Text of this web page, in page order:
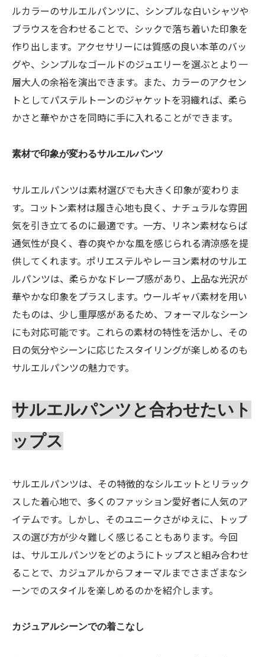
ルカラーのサルエルパンツに、シンプルな白いシャツや
ブラウスを合わせることで、シックで落ち着いた印象を
作り出します。アクセサリーには質感の良い本革のバッ
グや、シンプルなゴールドのジュエリーを選ぶとより一
層大人の余裕を演出できます。また、カラーのアクセン
トとしてパステルトーンのジャケットを羽織れば、柔ら
かさと華やかさを同時に手に入れることができます。
素材で印象が変わるサルエルパンツ
サルエルパンツは素材選びでも大きく印象が変わりま
す。コットン素材は履き心地も良く、ナチュラルな雰囲
気を引き立てるのに最適です。一方、リネン素材ならば
通気性が良く、春の爽やかな風を感じられる清涼感を提
供してくれます。ポリエステルやレーヨン素材のサルエ
ルパンツは、柔らかなドレープ感があり、上品な光沢が
華やかな印象をプラスします。ウールギャバ素材を用い
たものは、少し重厚感があるため、フォーマルなシーン
にも対応可能です。これらの素材の特性を活かし、その
日の気分やシーンに応じたスタイリングが楽しめるのも
サルエルパンツの魅力です。
サルエルパンツと合わせたいト
ップス
サルエルパンツは、その特徴的なシルエットとリラック
スした着心地で、多くのファッション愛好者に人気のア
イテムです。しかし、そのユニークさがゆえに、トップ
スの選び方が少々難しく感じることもあります。今回
は、サルエルパンツをどのようにトップスと組み合わせ
ることで、カジュアルからフォーマルまでさまざまなシ
ーンでのスタイルを楽しめるのかを紹介します。
カジュアルシーンでの着こなし